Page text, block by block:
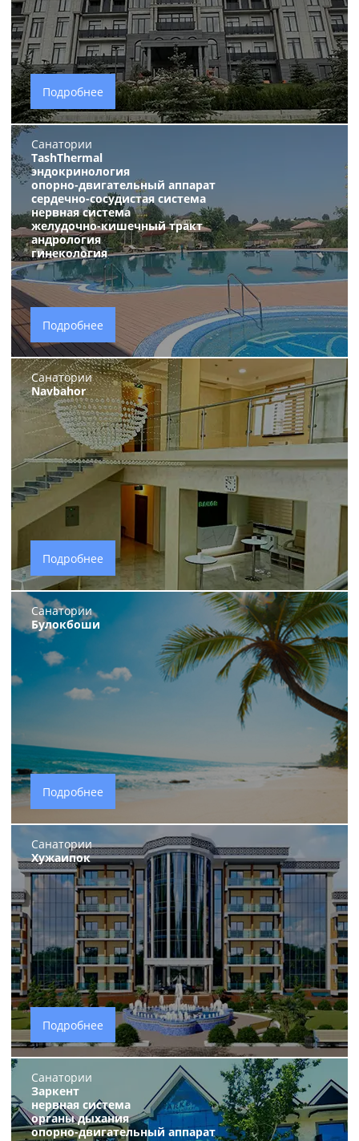
Подробнее
Санатории
TashThermal
эндокринология
опорно-двигательный аппарат
сердечно-сосудистая система
нервная система
желудочно-кишечный тракт
андрология
гинекология
Подробнее
Санатории
Navbahor
Подробнее
Санатории
Булокбоши
Подробнее
Санатории
Хужаипок
Подробнее
Санатории
Заркент
нервная система
органы дыхания
опорно-двигательный аппарат